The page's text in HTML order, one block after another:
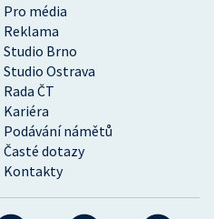
Pro média
Reklama
Studio Brno
Studio Ostrava
Rada ČT
Kariéra
Podávání námětů
Časté dotazy
Kontakty